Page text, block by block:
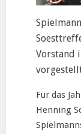
Vorstand
Für das
Henning